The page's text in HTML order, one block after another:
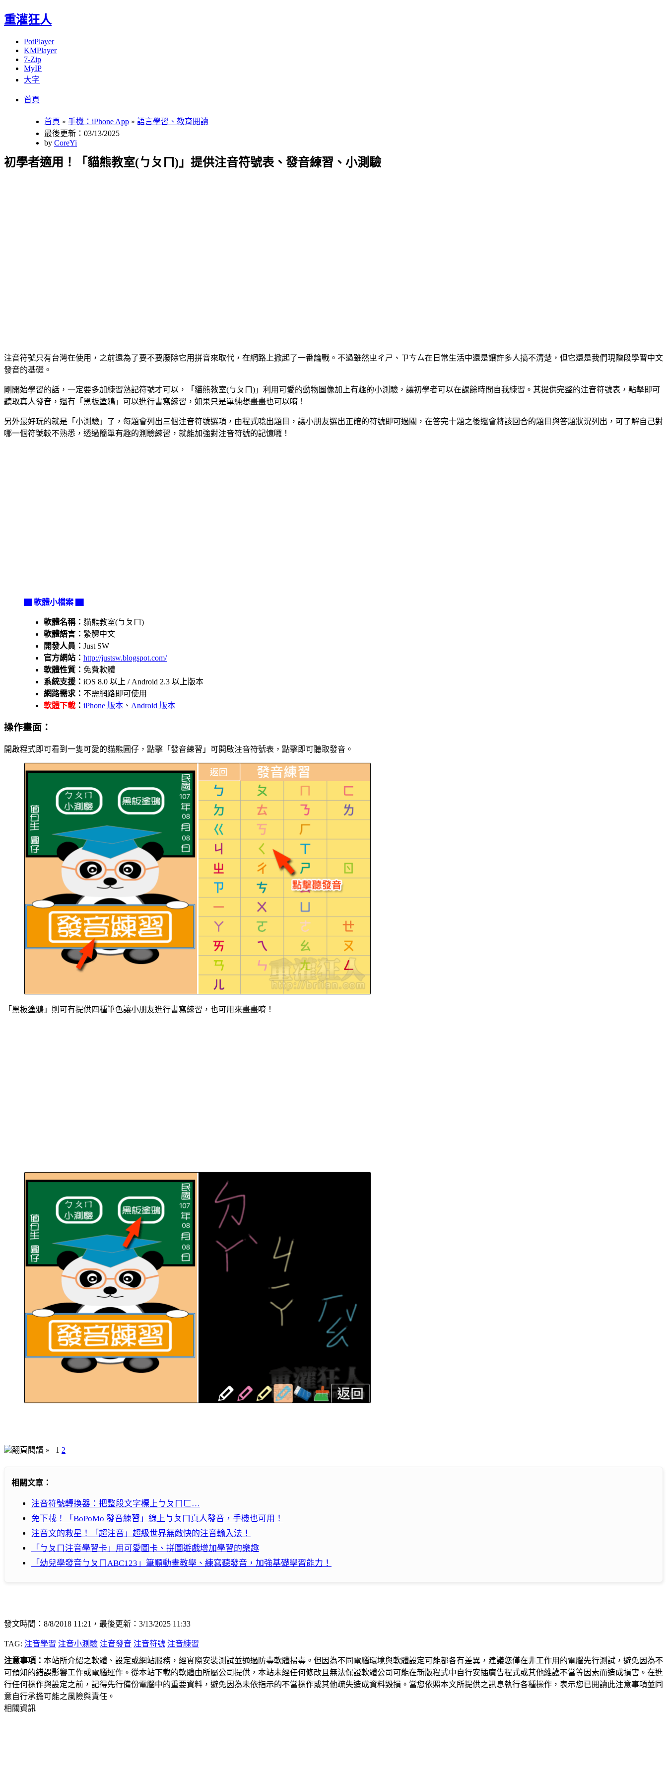
重灌狂人
PotPlayer
KMPlayer
7-Zip
MyIP
大字
首頁
首頁 » 手機：iPhone App » 語言學習、教育閱讀
最後更新：03/13/2025
by CoreYi
初學者適用！「貓熊教室(ㄅㄆㄇ)」提供注音符號表、發音練習、小測驗
注音符號只有台灣在使用，之前還為了要不要廢除它用拼音來取代，在網路上掀起了一番論戰。不過雖然ㄓㄔㄕ、ㄗㄘㄙ在日常生活中還是讓許多人搞不清楚，但它還是我們現階段學習中文
發音的基礎。
剛開始學習的話，一定要多加練習熟記符號才可以，「貓熊教室(ㄅㄆㄇ)」利用可愛的動物圖像加上有趣的小測驗，讓初學者可以在課餘時間自我練習。其提供完整的注音符號表，點擊即可
聽取真人發音，還有「黑板塗鴉」可以進行書寫練習，如果只是單純想畫畫也可以唷！
另外最好玩的就是「小測驗」了，每題會列出三個注音符號選項，由程式唸出題目，讓小朋友選出正確的符號即可過關，在答完十題之後還會將該回合的題目與答題狀況列出，可了解自己對
哪一個符號較不熟悉，透過簡單有趣的測驗練習，就能加強對注音符號的記憶囉！
▇ 軟體小檔案 ▇
軟體名稱： 貓熊教室(ㄅㄆㄇ)
軟體語言： 繁體中文
開發人員： Just SW
官方網站： http://justsw.blogspot.com/
軟體性質： 免費軟體
系統支援： iOS 8.0 以上 / Android 2.3 以上版本
網路需求： 不需網路即可使用
軟體下載 ： iPhone 版本 、 Android 版本
操作畫面：
開啟程式即可看到一隻可愛的貓熊圓仔，點擊「發音練習」可開啟注音符號表，點擊即可聽取發音。
「黑板塗鴉」則可有提供四種筆色讓小朋友進行書寫練習，也可用來畫畫唷！
翻頁閱讀 » 1 2
相關文章：
注音符號轉換器：把整段文字標上ㄅㄆㄇㄈ…
免下載！「BoPoMo 發音練習」線上ㄅㄆㄇ真人發音，手機也可用！
注音文的救星！「超注音」超級世界無敵快的注音輸入法！
「ㄅㄆㄇ注音學習卡」用可愛圖卡、拼圖遊戲增加學習的樂趣
「幼兒學發音ㄅㄆㄇABC123」筆順動畫教學、練寫聽發音，加強基礎學習能力！
發文時間：8/8/2018 11:21，最後更新：3/13/2025 11:33
TAG: 注音學習 注音小測驗 注音發音 注音符號 注音練習
注意事項： 本站所介紹之軟體、設定或網站服務，經實際安裝測試並通過防毒軟體掃毒。但因為不同電腦環境與軟體設定可能都各有差異，建議您僅在非工作用的電腦先行測試，避免因為不
可預知的錯誤影響工作或電腦運作。從本站下載的軟體由所屬公司提供，本站未經任何修改且無法保證軟體公司可能在新版程式中自行安插廣告程式或其他維護不當等因素而造成損害。在進
行任何操作與設定之前，記得先行備份電腦中的重要資料，避免因為未依指示的不當操作或其他疏失造成資料毀損。當您依照本文所提供之訊息執行各種操作，表示您已閱讀此注意事項並同
意自行承擔可能之風險與責任。
相關資訊